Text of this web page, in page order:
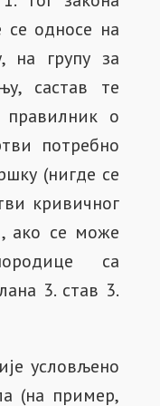
се односе на
на групу за
састав те
о
потребно
(нигде се
кривичног
ако се може
са
3. став 3.
условљено
(на пример,